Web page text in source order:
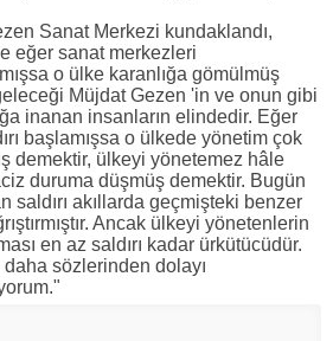
Sanat Merkezi kundaklandı,
eğer sanat merkezleri
o ülke karanlığa gömülmüş
Müjdat Gezen 'in ve onun gibi
inanan insanların elindedir. Eğer
başlamışsa o ülkede yönetim çok
demektir, ülkeyi yönetemez hâle
duruma düşmüş demektir. Bugün
saldırı akıllarda geçmişteki benzer
Ancak ülkeyi yönetenlerin
en az saldırı kadar ürkütücüdür.
sözlerinden dolayı